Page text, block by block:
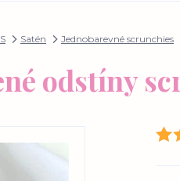
Satén Jednobarevné scrunchies
odstíny